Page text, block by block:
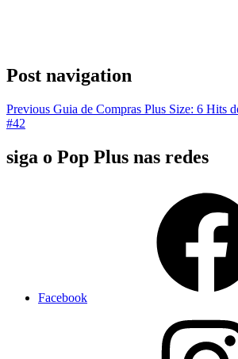
Post navigation
Previous Guia de Compras Plus Size: 6 Hits
#42
siga o Pop Plus nas redes
Facebook